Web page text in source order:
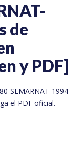
de
y PDF]
SEMARNAT-1994
el PDF oficial.